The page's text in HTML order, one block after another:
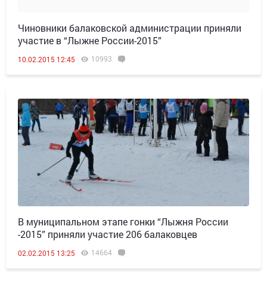
Чиновники балаковской администрации приняли
участие в “Лыжне России-2015”
10.02.2015 12:45 10993
В муниципальном этапе гонки “Лыжня России
-2015” приняли участие 206 балаковцев
02.02.2015 13:25 14664